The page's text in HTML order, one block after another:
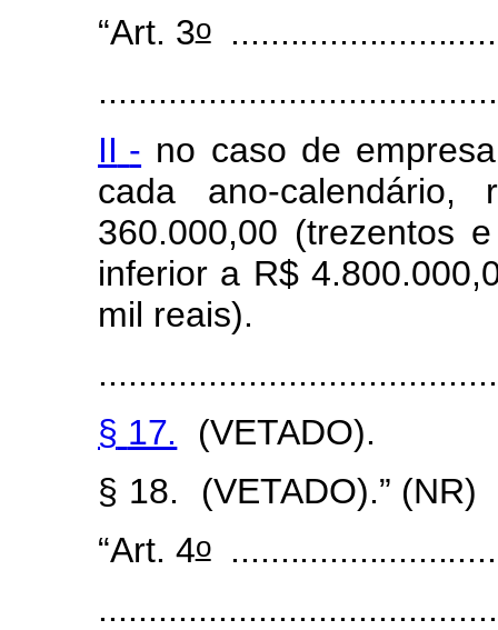
“Art. 3o
II - no caso de empresa
cada ano-calendário,
360.000,00 (trezentos
inferior a R$ 4.800.000,
mil reais).
§ 17.
(VETADO).
§ 18.
(VETADO).” (NR)
“Art. 4o